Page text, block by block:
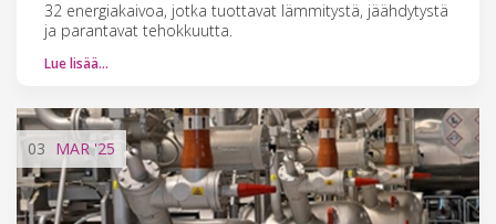
32 energiakaivoa, jotka tuottavat lämmitystä, jäähdytystä
ja parantavat tehokkuutta.
Lue lisää…
03 MAR'25